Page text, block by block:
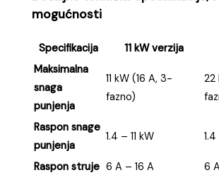
mogućnosti
Specifikacija 11 kW verzija
Maksimalna
snaga
punjenja
11 kW (16 A, 3-
fazno)
22
Raspon snage
punjenja
1.4 – 11 kW
Raspon struje 6 A – 16 A
6